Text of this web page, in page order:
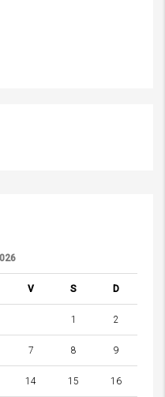
V S D
1 2
7 8 9
14 15 16